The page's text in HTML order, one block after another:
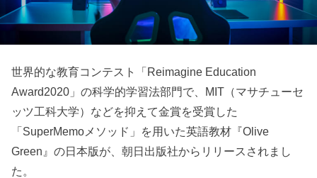
世界的な教育コンテスト「Reimagine Education
Award2020」の科学的学習法部門で、MIT（マサチューセ
ッツ工科大学）などを抑えて金賞を受賞した
「SuperMemoメソッド」を用いた英語教材『Olive
Green』の日本版が、朝日出版社からリリースされまし
た。